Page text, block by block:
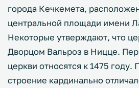
города Кечкемета,
центральной площади имени
Некоторые утверждают, что
Дворцом Вальроз в Ницце.
церкви относятся к 1475 году.
строение кардинально